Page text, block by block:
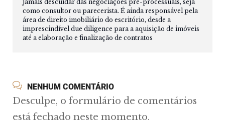
jamais descuidar das negociações pré-processuais, seja
como consultor ou parecerista. É ainda responsável pela
área de direito imobiliário do escritório, desde a
imprescindível due diligence para a aquisição de imóveis
até a elaboração e finalização de contratos
NENHUM COMENTÁRIO
Desculpe, o formulário de comentários
está fechado neste momento.